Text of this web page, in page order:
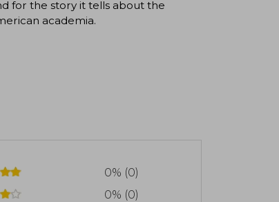
for the story it tells about the
academia.
0% (0)
0% (0)